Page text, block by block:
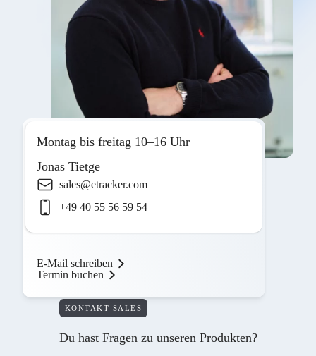
Montag bis freitag 10–16 Uhr
Jonas Tietge
sales@etracker.com
+49 40 55 56 59 54
E-Mail schreiben
Termin buchen
KONTAKT SALES
Du hast Fragen zu unseren Produkten?